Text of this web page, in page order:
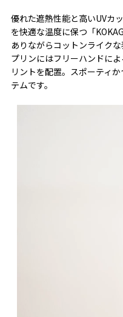
優れた遮熱性能と高いUVカ
を快適な温度に保つ「
ありながらコットンライク
プリンにはフリーハンドに
リントを配置。スポーティ
テムです。